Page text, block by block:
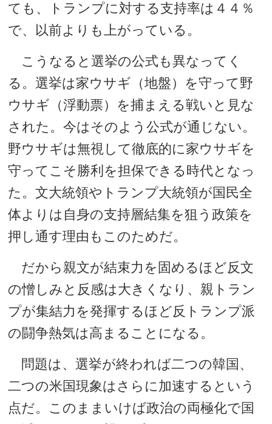
ても、トランプに対する支持率は４４％
で、以前よりも上がっている。
こうなると選挙の公式も異なってく
る。選挙は家ウサギ（地盤）を守って野
ウサギ（浮動票）を捕まえる戦いと見な
された。今はそのよう公式が通じない。
野ウサギは無視して徹底的に家ウサギを
守ってこそ勝利を担保できる時代となっ
た。文大統領やトランプ大統領が国民全
体よりは自身の支持層結集を狙う政策を
押し通す理由もこのためだ。
だから親文が結束力を固めるほど反文
の憎しみと反感は大きくなり、親トラン
プが集結力を発揮するほど反トランプ派
の闘争熱気は高まることになる。
問題は、選挙が終われば二つの韓国、
二つの米国現象はさらに加速するという
点だ。このままいけば政治の両極化で国